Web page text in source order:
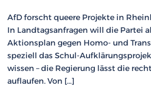
AfD forscht queere Projekte in
In Landtagsanfragen will die Partei
Aktionsplan gegen Homo- und
speziell das Schul-
wissen – die Regierung lässt die
auflaufen. Von […]